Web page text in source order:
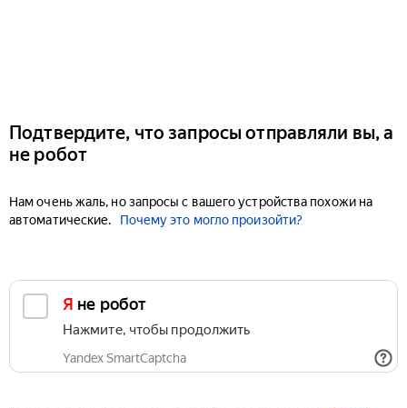
Подтвердите, что запросы отправляли вы, а
не робот
Нам очень жаль, но запросы с вашего устройства похожи на
автоматические.
Почему это могло произойти?
Я не робот
Нажмите, чтобы продолжить
Yandex SmartCaptcha